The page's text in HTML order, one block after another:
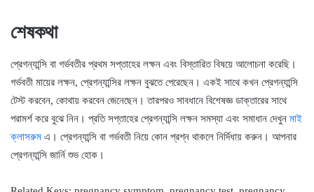
শেষকথা
প্রেগন্যান্সি বা গর্ভবতীর প্রথম সপ্তাহের লক্ষন এবং বিস্তারিত বিষয়ে আলোচনা করেছি।
গর্ভবতী মায়ের লক্ষন, প্রেগন্যান্সির লক্ষন বুঝতে পেরেছেন। একই সাথে কখন প্রেগন্যান্সি
টেস্ট করবেন, কোথায় করবেন জেনেছেন। তারপরও সাবধানে বিশেষজ্ঞ ডাক্তারের সাথে
পরামর্শ করে বুঝে নিন। প্রতি সপ্তাহের প্রেগন্যান্সি লক্ষন সমস্যা এবং সমাধান দেখুন মাই
ক্লাসরুম এ। প্রেগন্যান্সি বা গর্ভবতী নিয়ে কোন প্রশ্ন থাকলে নির্দিধায় করুন। আপনার
প্রেগন্যান্সি জার্নি শুভ হোক।